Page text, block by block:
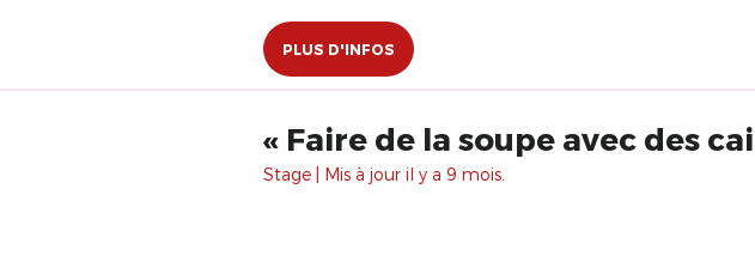
PLUS D'INFOS
« Faire de la soupe avec des
Stage | Mis à jour il y a 9 mois.